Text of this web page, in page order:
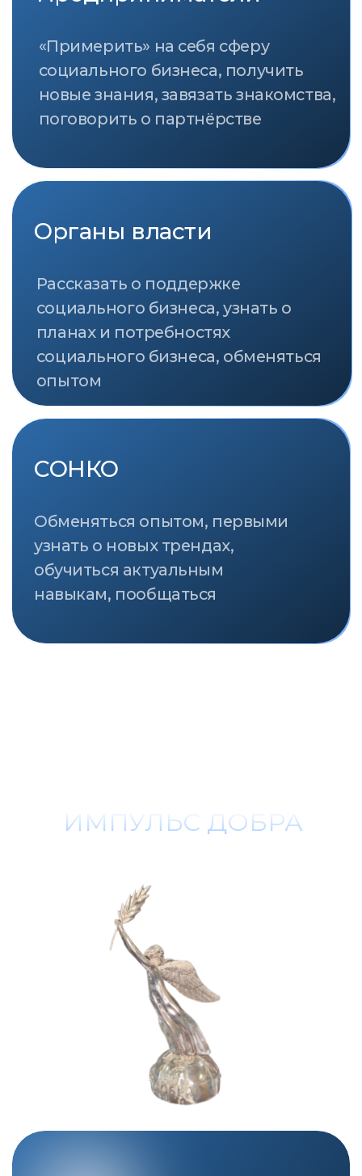
Она присуждается социальным
общественных организаций,
руководителям государственных
структур и профильных ведомств,
ПРИ ПОДДЕРЖКЕ
ОРГАНИЗАТОР
ПАРТНЁРЫ
pr@nb-fund.ru
8 800 333 68 78
ВК - Сообщество
Напишите нам на e-mail
Телефон горячей линии:
КОНТАКТЫ